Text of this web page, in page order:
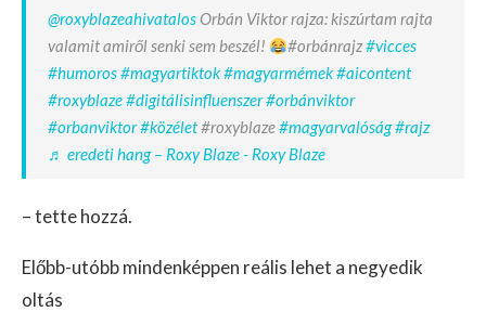
@roxyblazeahivatalosOrbán Viktor rajza: kiszúrtam rajta
valamit amiről senki sem beszél!
#orbánrajz#vicces
#humoros#magyartiktok#magyarmémek#aicontent
#roxyblaze#digitálisinfluenszer#orbánviktor
#orbanviktor#közélet#roxyblaze#magyarvalóság#rajz
♬ eredeti hang – Roxy Blaze - Roxy Blaze
– tette hozzá.
Előbb-utóbb mindenképpen reális lehet a negyedik
oltás